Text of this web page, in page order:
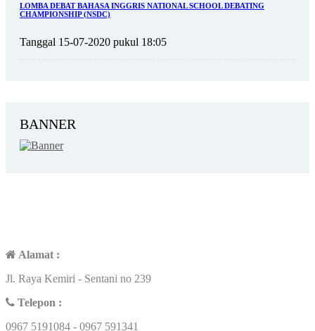
LOMBA DEBAT BAHASA INGGRIS NATIONAL SCHOOL DEBATING
CHAMPIONSHIP (NSDC)
Tanggal 15-07-2020 pukul 18:05
BANNER
Alamat :
Jl. Raya Kemiri - Sentani no 239
Telepon :
0967 5191084 - 0967 591341